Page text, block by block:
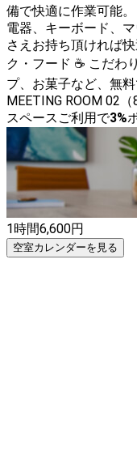
備で快適に作業可能。 貸出備品も充実 🎁 モニター、PC充
電器、キーボード、
さえお持ち頂ければ快適に
ク・フード ☕ こだわ
プ、お菓子など、無
MEETING ROOM 02（
スペースご利用で3%
1時間6,600円
空室カレンダーを見る